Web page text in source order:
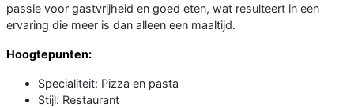
passie voor gastvrijheid en goed eten, wat resulteert in een
ervaring die meer is dan alleen een maaltijd.
Hoogtepunten:
Specialiteit: Pizza en pasta
Stijl: Restaurant